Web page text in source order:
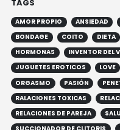
AMOR PROPIO ANSIEDAD
BONDAGE
COITO DIETA
HORMONAS
INVENTOR DEL
JUGUETES EROTICOS
LOVE
ORGASMO
PASIÓN
RALACIONES TOXICAS
RELACIONES DE PAREJA